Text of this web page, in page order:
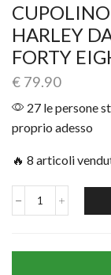
CUPOLINO
HARLEY
FORTY
€ 79.90
27 le persone
proprio adesso
🔥 8 articoli